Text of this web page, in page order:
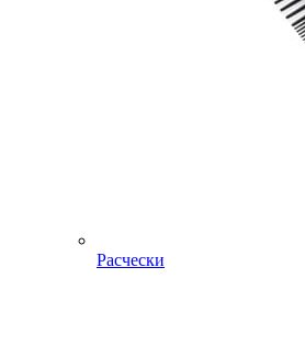
Расчески